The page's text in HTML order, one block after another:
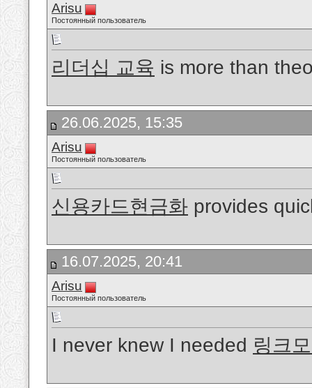
Arisu
Постоянный пользователь
리더십 교육 is more than
26.06.2025, 15:35
Arisu
Постоянный пользователь
신용카드현금화 provides
16.07.2025, 20:41
Arisu
Постоянный пользователь
I never knew I needed 링크